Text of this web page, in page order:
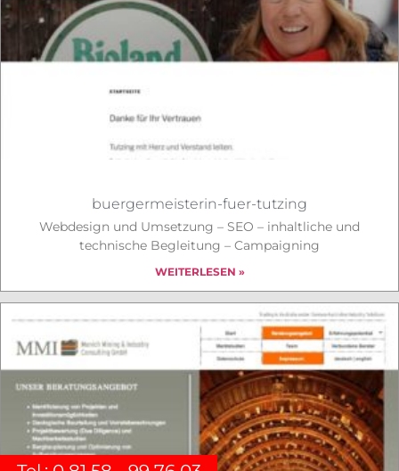
buergermeisterin-fuer-tutzing
Webdesign und Umsetzung – SEO – inhaltliche und
technische Begleitung – Campaigning
WEITERLESEN »